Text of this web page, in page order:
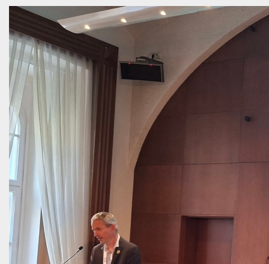
JOGSZABÁLYOK, SZABÁLYZATOK, SZABVÁNYOK
NÉVJEGYZÉK
SEGÉDLETEK / FAP
DOKUMENTUMOK
ONLINE MÉDI
TAGGYŰLÉSEK, KONFERENCIÁK
TERVEZÉS TISZTA FORRÁSBÓL
FÜGGETLEN SZAKÉRTŐI SZOLGÁLTATÁS